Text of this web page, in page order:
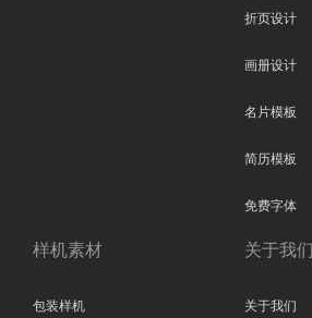
折页设计
画册设计
名片模板
简历模板
免费字体
样机素材
包装样机
关于我们
关于我们